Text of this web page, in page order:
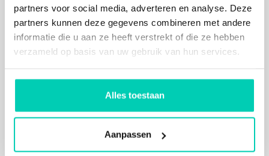
partners voor social media, adverteren en analyse. Deze
partners kunnen deze gegevens combineren met andere
informatie die u aan ze heeft verstrekt of die ze hebben
verzameld op basis van uw gebruik van hun services.
Alles toestaan
Aanpassen
BETTER MEETINGS HET WIJNBOUWCENTRUM
Groesbeek
Mens, Cultuur, Natuur